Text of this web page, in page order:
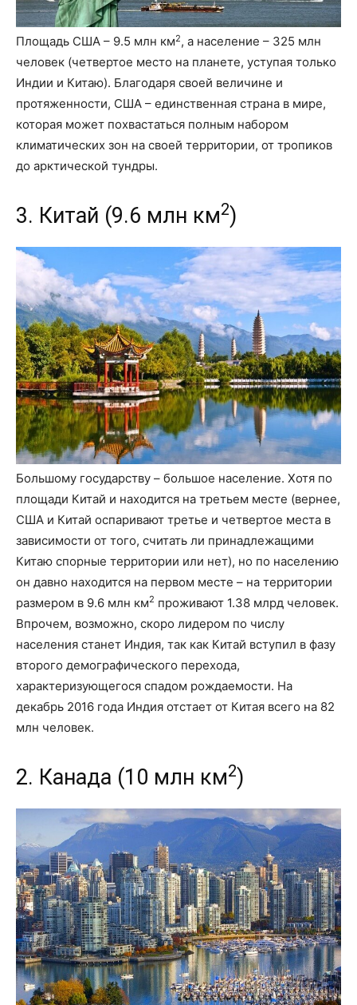
Площадь США – 9.5 млн км2, а население – 325 млн
человек (четвертое место на планете, уступая только
Индии и Китаю). Благодаря своей величине и
протяженности, США – единственная страна в мире,
которая может похвастаться полным набором
климатических зон на своей территории, от тропиков
до арктической тундры.
3. Китай (9.6 млн км2)
Большому государству – большое население. Хотя по
площади Китай и находится на третьем месте (вернее,
США и Китай оспаривают третье и четвертое места в
зависимости от того, считать ли принадлежащими
Китаю спорные территории или нет), но по населению
он давно находится на первом месте – на территории
размером в 9.6 млн км2 проживают 1.38 млрд человек.
Впрочем, возможно, скоро лидером по числу
населения станет Индия, так как Китай вступил в фазу
второго демографического перехода,
характеризующегося спадом рождаемости. На
декабрь 2016 года Индия отстает от Китая всего на 82
млн человек.
2. Канада (10 млн км2)